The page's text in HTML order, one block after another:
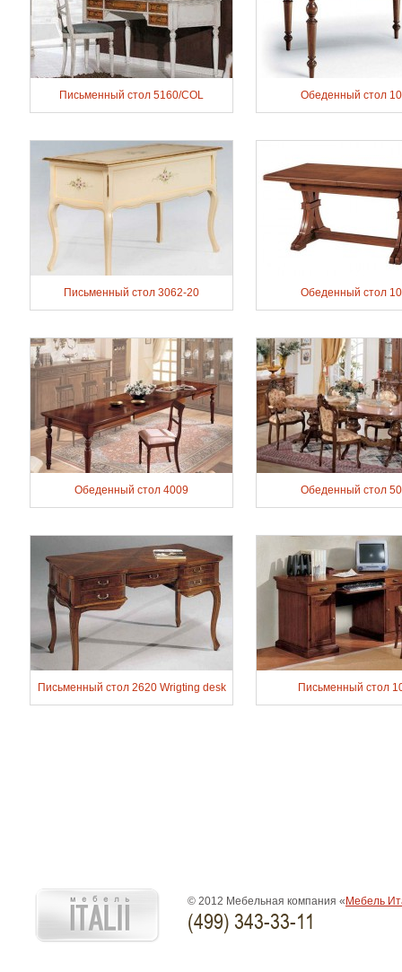
Письменный стол 5160/COL Обеденный стол
Письменный стол 3062-20 Обеденный стол
Обеденный стол 4009 Обеденный стол
Письменный стол 2620 Wrigting desk Письменный стол
© 2012 Мебельная компания « Мебель
(499) 343-33-11